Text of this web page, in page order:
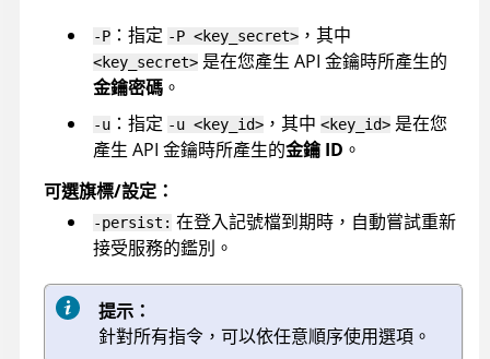
-P ：指定 -P <key_secret> ，其中
<key_secret> 是在您產生 API 金鑰時所產生的
金鑰密碼 。
-u ：指定 -u <key_id> ，其中 <key_id> 是在您
產生 API 金鑰時所產生的金鑰 ID 。
可選旗標/設定：
-persist: 在登入記號檔到期時，自動嘗試重新
接受服務的鑑別。
提示：
針對所有指令，可以依任意順序使用選項。